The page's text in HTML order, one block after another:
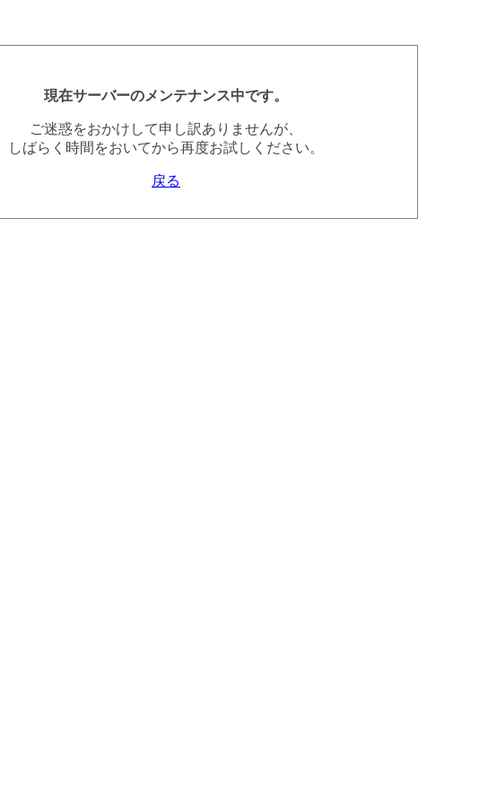
現在サーバーのメンテナンス中です。
ご迷惑をおかけして申し訳ありませんが、
しばらく時間をおいてから再度お試しください。
戻る